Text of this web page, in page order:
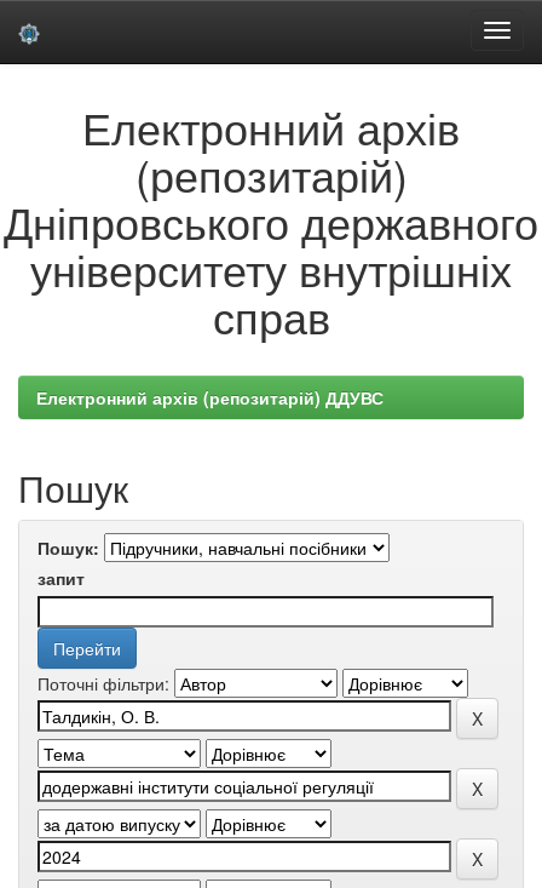
Електронний архів
(репозитарій)
Дніпровського державного
університету внутрішніх
справ
Електронний архів (репозитарій) ДДУВС
Пошук
Пошук:
запит
Поточні фільтри: